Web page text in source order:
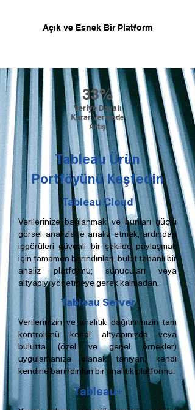
Açık ve Esnek Bir Platform
33%
Veriye Dayalı
Karar Vermede
Artış
Tableau Ürün
Portföyünü Keşfedin
Tableau Cloud
Verilerinize bağlanmak ve bunları güçlü
görsel analizlerle analiz etmek, ardından
içgörüleri güvenli bir şekilde paylaşmak
için tamamen barındırılan, bulut tabanlı bir
analiz platformu; sunucuları veya
altyapıyı yönetmeye gerek kalmadan.
Tableau Server
Verilerinizin ve analitik dağıtımınızın tam
kontrolünü kendi altyapınızda veya
bulutta (özel ve genel örnekler)
uygulamanıza olanak tanıyan, kendi
kendine barındırılan bir analitik platformu.
Tableau+